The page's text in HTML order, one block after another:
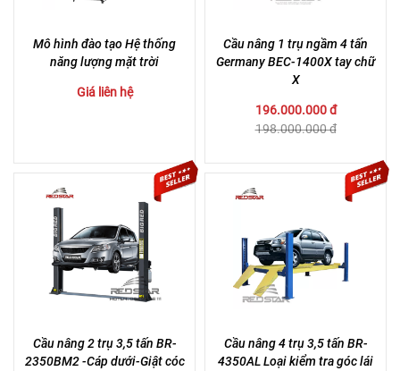
Mô hình đào tạo Hệ thống
năng lượng mặt trời
Giá liên hệ
Cầu nâng 1 trụ ngầm 4 tấn
Germany BEC-1400X tay chữ
X
196.000.000 đ
198.000.000 đ
Cầu nâng 2 trụ 3,5 tấn BR-
2350BM2 -Cáp dưới-Giật cóc
Cầu nâng 4 trụ 3,5 tấn BR-
4350AL Loại kiểm tra góc lái